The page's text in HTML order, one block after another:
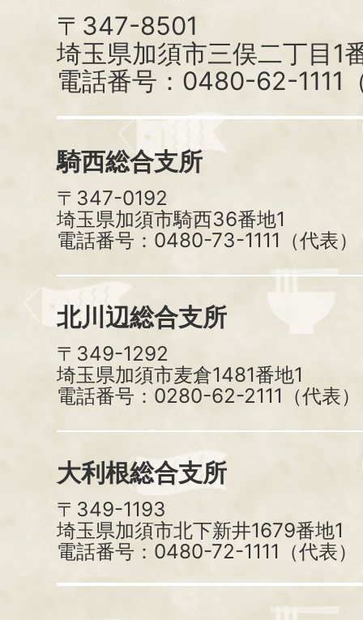
〒347-8501
埼玉県加須市三俣二丁目1
電話番号：0480-62-1111
騎西総合支所
〒347-0192
埼玉県加須市騎西36番地1
電話番号：0480-73-1111（代表）
北川辺総合支所
〒349-1292
埼玉県加須市麦倉1481番地1
電話番号：0280-62-2111（代表）
大利根総合支所
〒349-1193
埼玉県加須市北下新井1679番地1
電話番号：0480-72-1111（代表）